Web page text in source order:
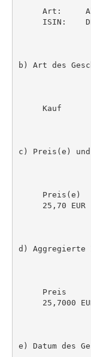
Art:
ISIN:
b) Art des
     Kauf
c) Preis(e) und
Preis(e)
25,70 EUR
d) Aggregierte
Preis
25,7000
e) Datum des